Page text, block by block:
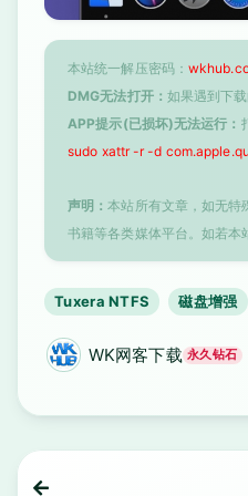
本站统一解压密码：
DMG无法打开： 如果遇到下
APP提示(已损坏)无法运行：
sudo xattr -r -d
声明：本站所有文章，如无特
书籍等各类媒体平台。如若本
Tuxera NTFS 磁盘增强
WK网客下载 永久钻石